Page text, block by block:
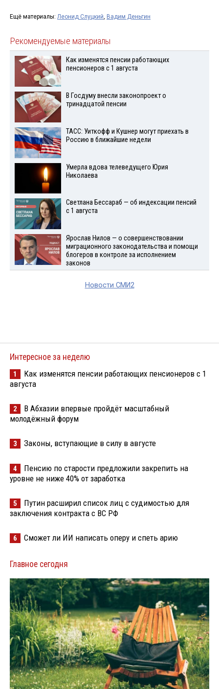
Ещё материалы: Леонид Слуцкий, Вадим Деньгин
Рекомендуемые материалы
Как изменятся пенсии работающих
пенсионеров с 1 августа
В Госдуму внесли законопроект о
тринадцатой пенсии
ТАСС: Уиткофф и Кушнер могут приехать в
Россию в ближайшие недели
Умерла вдова телеведущего Юрия
Николаева
Светлана Бессараб — об индексации пенсий
с 1 августа
Ярослав Нилов — о совершенствовании
миграционного законодательства и помощи
блогеров в контроле за исполнением
законов
Новости СМИ2
Интересное за неделю
1
Как изменятся пенсии работающих пенсионеров с 1
августа
2
В Абхазии впервые пройдёт масштабный
молодёжный форум
3 Законы, вступающие в силу в августе
4
Пенсию по старости предложили закрепить на
уровне не ниже 40% от заработка
5
Путин расширил список лиц с судимостью для
заключения контракта с ВС РФ
6 Сможет ли ИИ написать оперу и спеть арию
Главное сегодня